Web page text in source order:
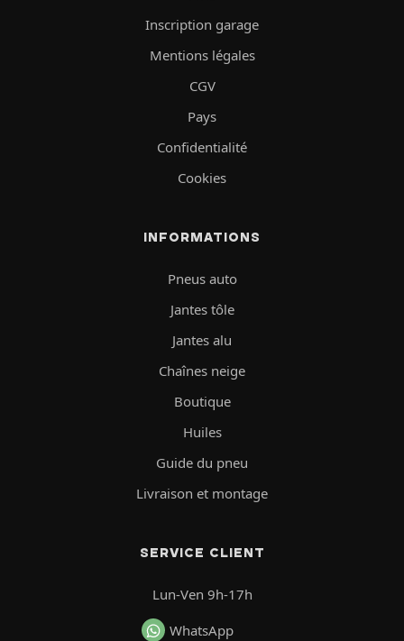
Inscription garage
Mentions légales
CGV
Pays
Confidentialité
Cookies
INFORMATIONS
Pneus auto
Jantes tôle
Jantes alu
Chaînes neige
Boutique
Huiles
Guide du pneu
Livraison et montage
SERVICE CLIENT
Lun-Ven 9h-17h
WhatsApp